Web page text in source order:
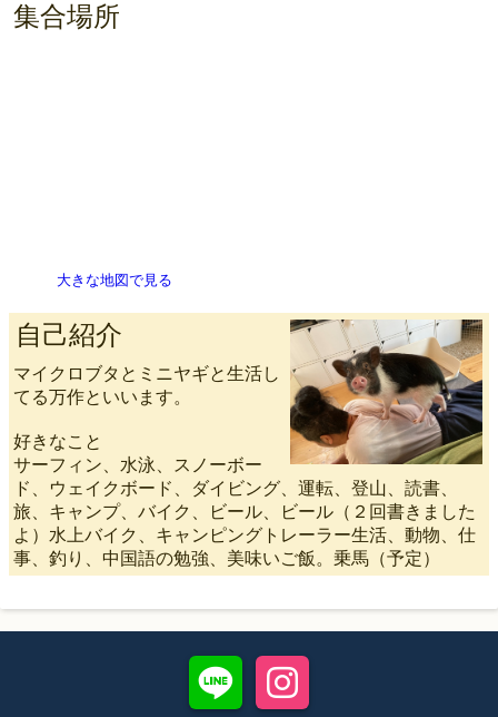
集合場所
大きな地図で見る
自己紹介
マイクロブタとミニヤギと生活し
てる万作といいます。
好きなこと
サーフィン、水泳、スノーボー
ド、ウェイクボード、ダイビング、運転、登山、読書、
旅、キャンプ、バイク、ビール、ビール（２回書きました
よ）水上バイク、キャンピングトレーラー生活、動物、仕
事、釣り、中国語の勉強、美味いご飯。乗馬（予定）